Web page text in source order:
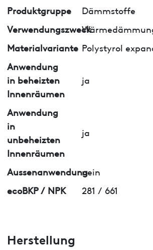
Produktgruppe
Dämmstoffe
Verwendungszweck
Materialvariante Polystyrol
Anwendung
in beheizten
Innenräumen
ja
Anwendung
in
unbeheizten
Innenräumen
ja
Aussenanwendungnein
ecoBKP / NPK
281 / 661
Herstellung